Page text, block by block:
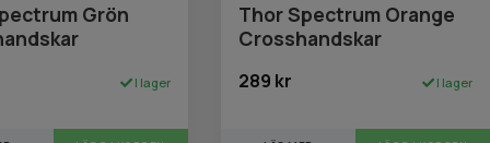
Grön
I lager
Thor Spectrum Orange
Crosshandskar
289 kr I lager